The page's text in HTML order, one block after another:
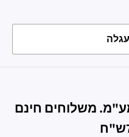
משלוחים חינם